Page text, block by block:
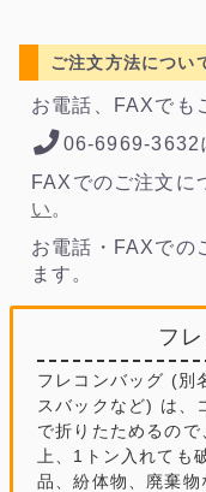
ご注文方法につい
お電話、FAXでも
06-6969-3632
FAXでのご注文に
い 。
お電話・FAXでの
ます。
フ
フレコンバッグ (別
スバックなど) は、
で折りたためるの
上、1トン入れても
品、紛体物、廃棄